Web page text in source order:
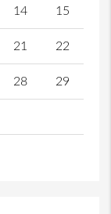
14 15
21 22
28 29